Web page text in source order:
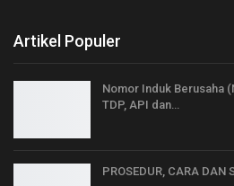
Artikel Populer
Nomor Induk Berusaha
TDP, API dan…
PROSEDUR, CARA DAN